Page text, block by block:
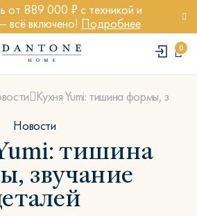
от 889 000 ₽ с техникой и
всё включено! Подробнее
0
Кухня Yumi: тишина формы,
Новости
тишина
звучание